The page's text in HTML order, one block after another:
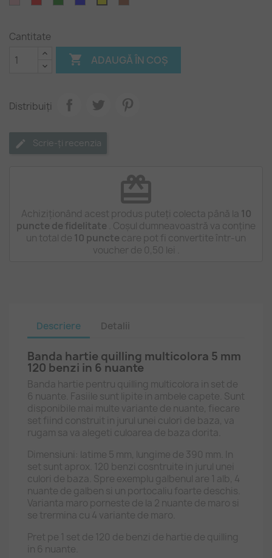
Cantitate
 ADAUGĂ ÎN COȘ
Distribuiți
Scrie-ți recenzia
redeem
Achiziționând acest produs puteți colecta până la 10
puncte de fidelitate . Coșul dumneavoastră va conține
un total de 10 puncte care pot fi convertite într-un
voucher de 0,50 lei
Descriere Detalii
Banda hartie quilling multicolora 5 mm
120 benzi in 6 nuante
Banda hartie pentru quilling multicolora in set de
6 nuante. Fasiile sunt lipite in ambele capete. Sunt
disponibile mai multe variante de nuante, fiecare
set fiind construit in jurul unei culori de baza, va
rugam sa va alegeti culoarea de baza dorita.
Dimensiuni: latime 5 mm, lungime de 390 mm. In
set sunt aprox. 120 benzi cosntruite in jurul unei
culori de baza. Spre exemplu galbenul are 1 alb, 4
nuante de galben si un portocaliu foarte deschis.
Varianta maro porneste de la 2 nuante de maro si
se trermina cu 4 variante de maro.
Pret pe 1 set de 120 de benzi de hartie de quilling
in 6 nuante.